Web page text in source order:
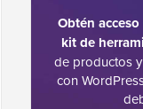
Obtén
kit de
de productos
con